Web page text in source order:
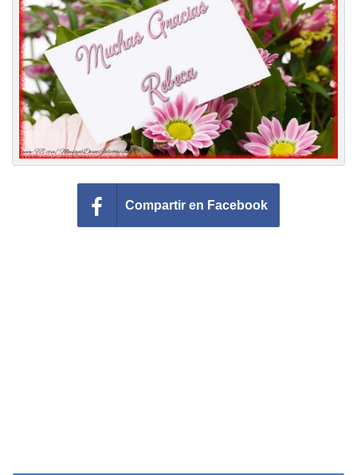
Felicitaciones días del año
Felicitaciones musicales
Entrar
Compartir en Facebook